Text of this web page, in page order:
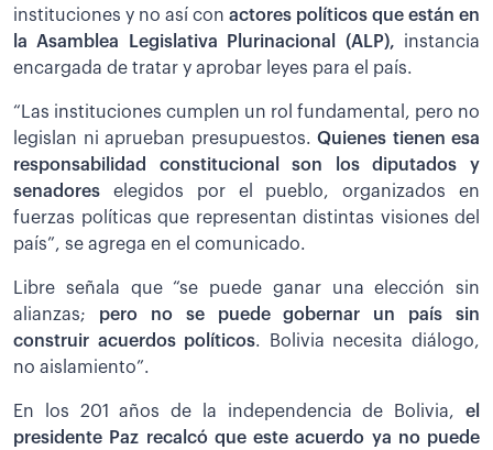
instituciones y no así con actores políticos que están en
la Asamblea Legislativa Plurinacional (ALP), instancia
encargada de tratar y aprobar leyes para el país.
“Las instituciones cumplen un rol fundamental, pero no
legislan ni aprueban presupuestos. Quienes tienen esa
responsabilidad constitucional son los diputados y
senadores elegidos por el pueblo, organizados en
fuerzas políticas que representan distintas visiones del
país”, se agrega en el comunicado.
Libre señala que “se puede ganar una elección sin
alianzas; pero no se puede gobernar un país sin
construir acuerdos políticos. Bolivia necesita diálogo,
no aislamiento”.
En los 201 años de la independencia de Bolivia, el
presidente Paz recalcó que este acuerdo ya no puede